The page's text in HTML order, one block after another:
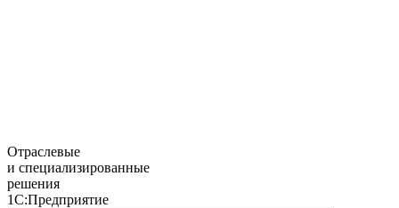
Отраслевые
и специализированные
решения
1С:Предприятие